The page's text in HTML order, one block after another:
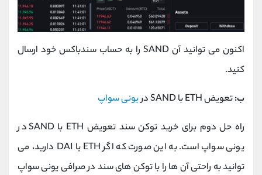
اکنون می توانید آن SAND را به حساب سندباکس خود ارسال
کنید.
ب:تعویض ETH با SAND در
یونی سواپ
راه حل دوم برای خرید توکن سند تعویض ETH با SAND در
یونی سواپ است. به این صورت که اگر ETH یا DAI دارید، می
‌توانید به راحتی آن‌ ها را با توکن ‌های سند در صرافی یونی سواپ